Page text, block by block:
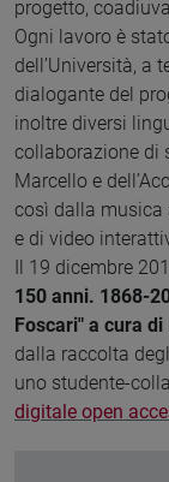
progetto,
Ogni lavoro è
dell’Università, a
dialogante del
inoltre diversi
collaborazione di
Marcello e
così dalla musica
e di video
Il 19 dicembre
150 anni. 1868-
Foscari" a cura
dalla raccolta
uno studente-
digitale open